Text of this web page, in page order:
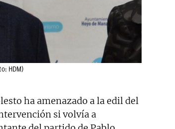
HDM)
ha amenazado a la edil del
si volvía a